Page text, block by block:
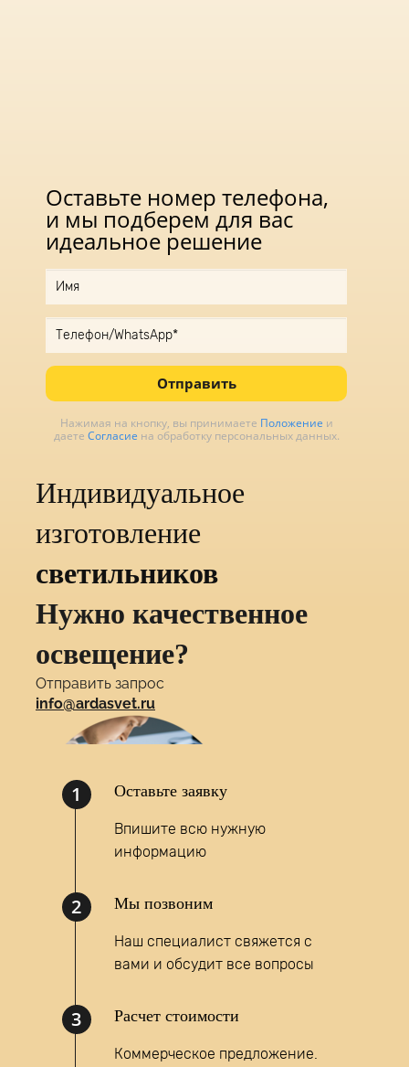
Оставьте номер телефона,
и мы подберем для вас
идеальное решение
Отправить
Нажимая на кнопку, вы принимаете Положение и
даете Согласие на обработку персональных данных.
Индивидуальное
изготовление
светильников
Нужно качественное
освещение?
Отправить запрос
info@ardasvet.ru
Написать запрос
MAX
1 Оставьте заявку
Впишите всю нужную
информацию
2 Мы позвоним
Наш специалист свяжется с
вами и обсудит все вопросы
3 Расчет стоимости
Коммерческое предложение.